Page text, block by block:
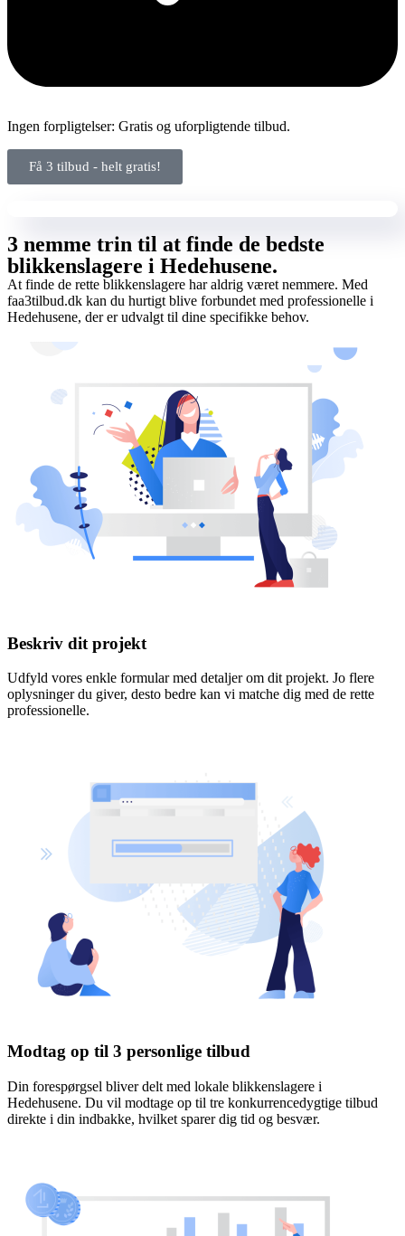
Ingen forpligtelser: Gratis og uforpligtende tilbud.
Få 3 tilbud - helt gratis!
3 nemme trin til at finde de bedste
blikkenslagere i Hedehusene.
At finde de rette blikkenslagere har aldrig været nemmere. Med
faa3tilbud.dk kan du hurtigt blive forbundet med professionelle i
Hedehusene, der er udvalgt til dine specifikke behov.
Beskriv dit projekt
Udfyld vores enkle formular med detaljer om dit projekt. Jo flere
oplysninger du giver, desto bedre kan vi matche dig med de rette
professionelle.
Modtag op til 3 personlige tilbud
Din forespørgsel bliver delt med lokale blikkenslagere i
Hedehusene. Du vil modtage op til tre konkurrencedygtige tilbud
direkte i din indbakke, hvilket sparer dig tid og besvær.